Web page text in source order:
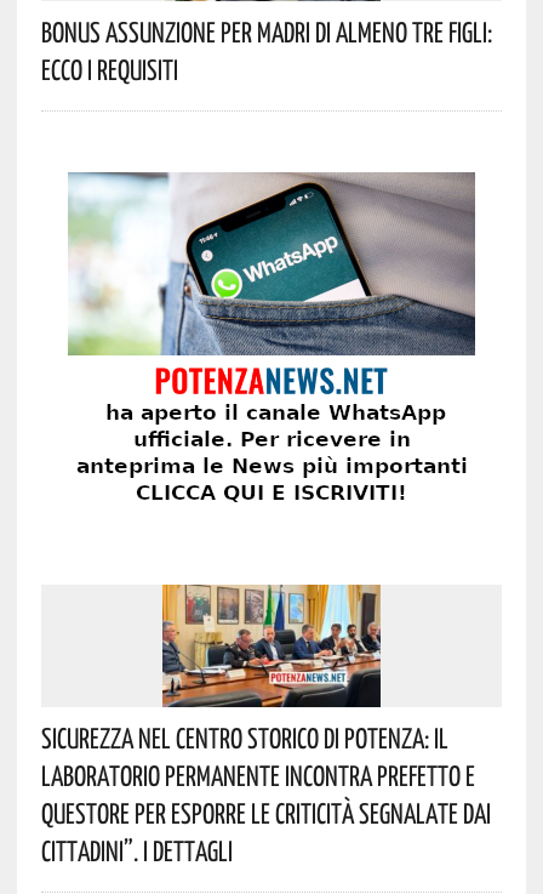
Bonus Assunzione Per Madri Di Almeno Tre Figli:
Ecco I Requisiti
Sicurezza Nel Centro Storico Di Potenza: Il
Laboratorio Permanente Incontra Prefetto E
Questore Per Esporre Le Criticità Segnalate Dai
Cittadini”. I Dettagli